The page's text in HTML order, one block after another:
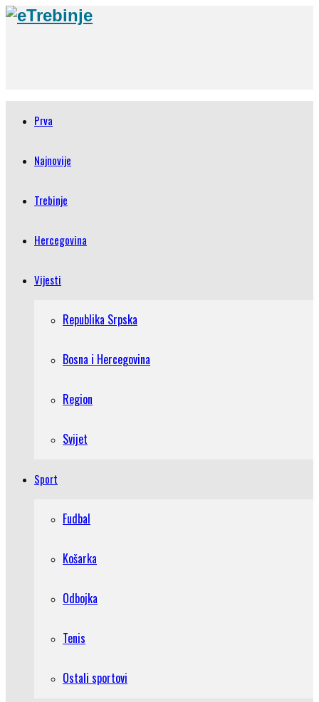
Prva
Najnovije
Trebinje
Hercegovina
Vijesti
Republika Srpska
Bosna i Hercegovina
Region
Svijet
Sport
Fudbal
Košarka
Odbojka
Tenis
Ostali sportovi